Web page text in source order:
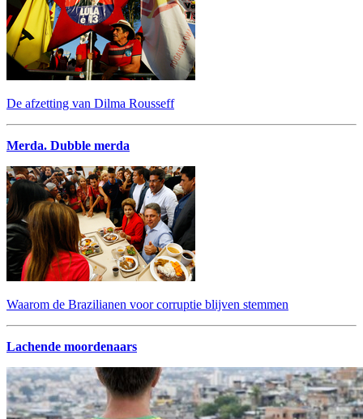
De afzetting van Dilma Rousseff
Merda. Dubble merda
Waarom de Brazilianen voor corruptie blijven stemmen
Lachende moordenaars